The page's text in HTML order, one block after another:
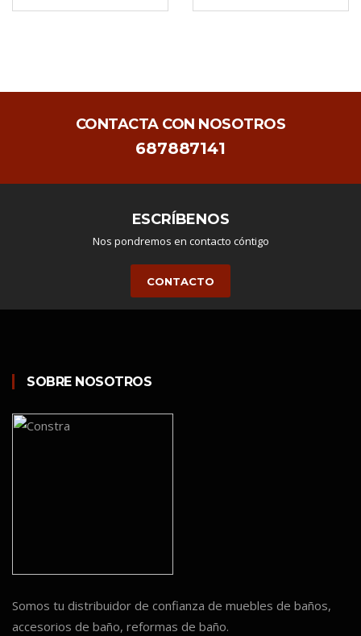
CONTACTA CON NOSOTROS
687887141
ESCRÍBENOS
Nos pondremos en contacto cóntigo
CONTACTO
SOBRE NOSOTROS
Somos tu distribuidor de confianza de muebles de baños,
accesorios de baño, reformas de baño.